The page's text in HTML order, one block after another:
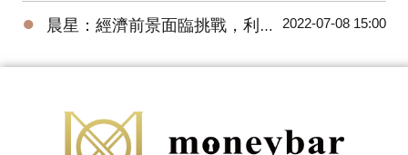
● 晨星：經濟前景面臨挑戰，利率將進一步上升 2022-07-08 15:00